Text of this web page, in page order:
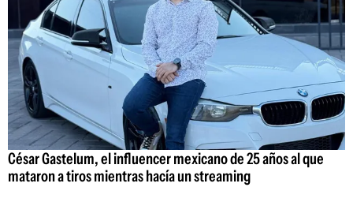
César Gastelum, el influencer mexicano de 25 años al que
mataron a tiros mientras hacía un streaming